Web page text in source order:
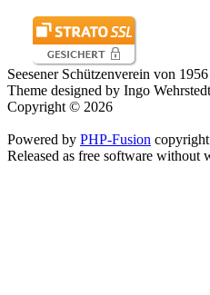
Seesener Schützenverein von
Theme designed by Ingo
Copyright © 2026
Powered by PHP-Fusion
Released as free software without